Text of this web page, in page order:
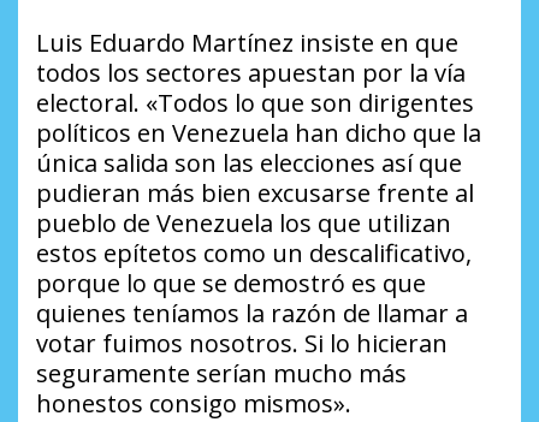
Luis Eduardo Martínez insiste en que
todos los sectores apuestan por la vía
electoral. «Todos lo que son dirigentes
políticos en Venezuela han dicho que la
única salida son las elecciones así que
pudieran más bien excusarse frente al
pueblo de Venezuela los que utilizan
estos epítetos como un descalificativo,
porque lo que se demostró es que
quienes teníamos la razón de llamar a
votar fuimos nosotros. Si lo hicieran
seguramente serían mucho más
honestos consigo mismos».